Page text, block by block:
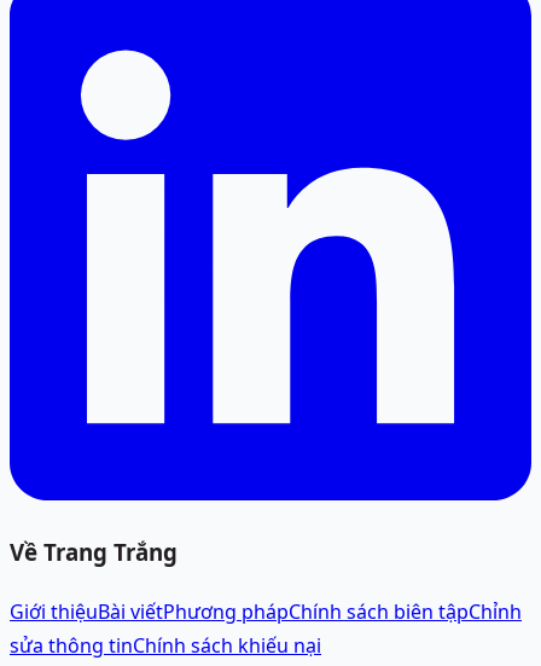
Về Trang Trắng
Giới thiệuBài viếtPhương phápChính sách biên tậpChỉnh
sửa thông tinChính sách khiếu nại